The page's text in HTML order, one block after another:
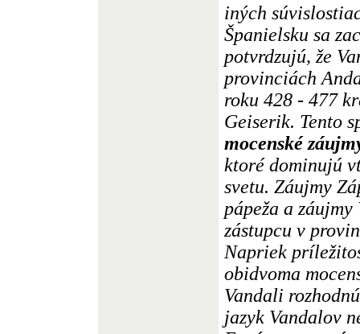
iných
Španielsku sa
potvrdzujú, že
provinciách
roku 428 - 477
Geiserik. Tento
mocenské
ktoré dominujú
svetu. Záujmy
pápeža a
zástupcu v
Napriek
obidvoma
Vandali
jazyk Vandalov